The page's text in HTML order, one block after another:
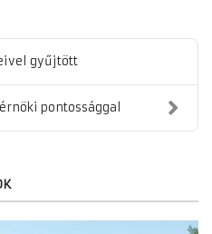
gyűjtött
pontossággal